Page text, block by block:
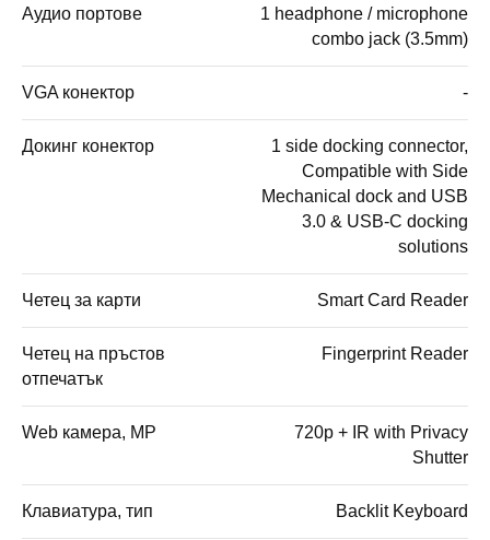
Аудио портове
1 headphone / microphone
combo jack (3.5mm)
VGA конектор -
Докинг конектор
1 side docking connector,
Compatible with Side
Mechanical dock and USB
3.0 & USB-C docking
solutions
Четец за карти Smart Card Reader
Четец на пръстов
отпечатък
Fingerprint Reader
Web камера, MP
720p + IR with Privacy
Shutter
Клавиатура, тип Backlit Keyboard